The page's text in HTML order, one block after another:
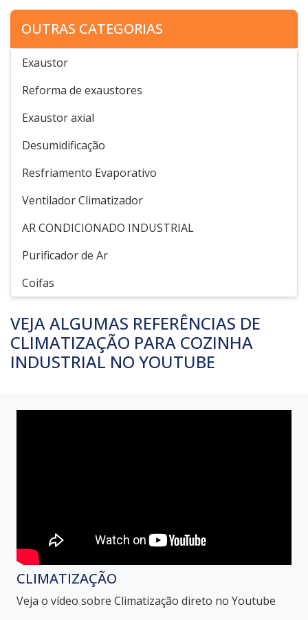
OUTRAS CATEGORIAS
Exaustor
Reforma de exaustores
Exaustor axial
Desumidificação
Resfriamento Evaporativo
Ventilador Climatizador
AR CONDICIONADO INDUSTRIAL
Purificador de Ar
Coifas
VEJA ALGUMAS REFERÊNCIAS DE
CLIMATIZAÇÃO PARA COZINHA
INDUSTRIAL NO YOUTUBE
CLIMATIZAÇÃO
Veja o vídeo sobre Climatização direto no Youtube